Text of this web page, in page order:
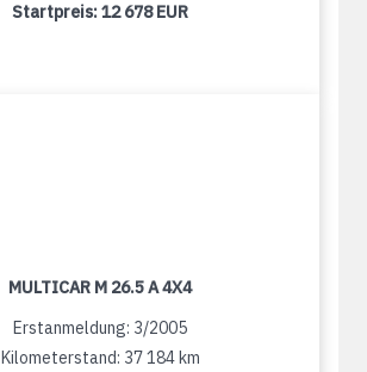
Startpreis:12 678 EUR
MULTICAR M 26.5 A 4X4
Erstanmeldung: 3/2005
Kilometerstand: 37 184 km